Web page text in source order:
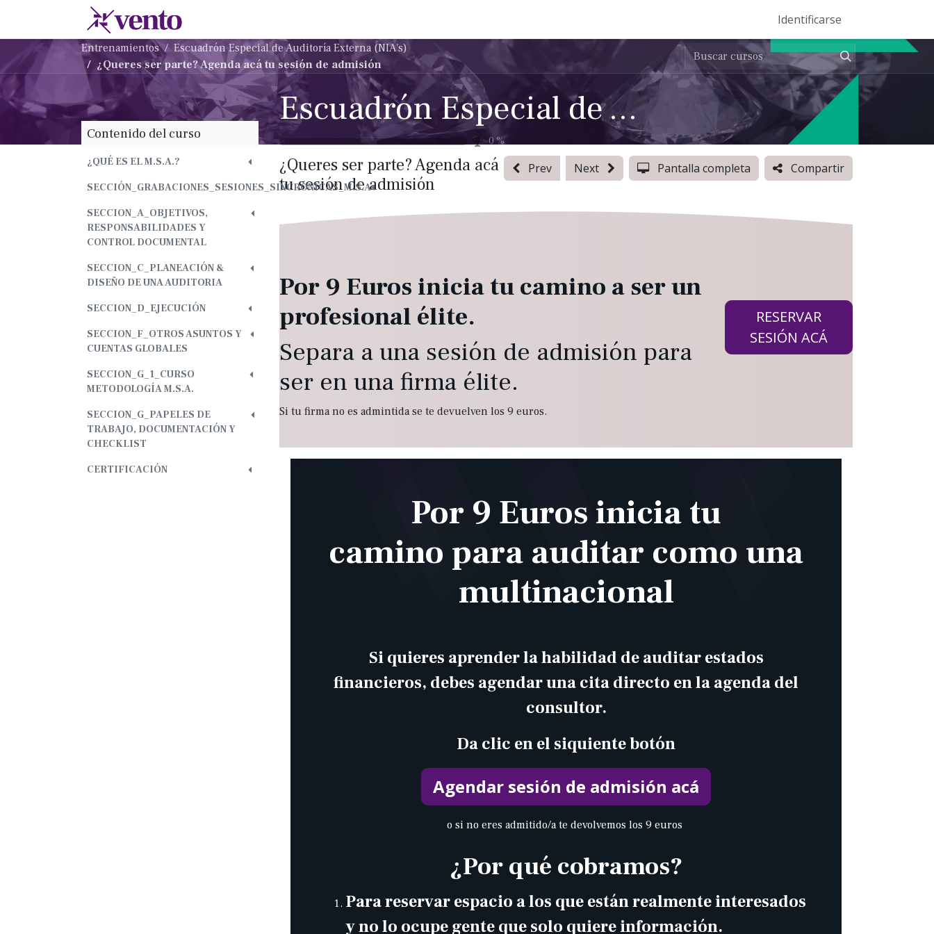
Ser Entrenador Vento
Identificarse
Entrenamientos
Escuadrón Especial de Auditoría Externa (NIA's)
¿Queres ser parte? Agenda acá tu sesión de admisión
Escuadrón Especial de Auditoría Externa (NIA's)
0%
Contenido del curso
¿QUÉ ES EL M.S.A.?
SECCIÓN_GRABACIONES_SESIONES_SINCRÓNICAS_M.S.A
SECCION_A_OBJETIVOS,
RESPONSABILIDADES Y
CONTROL DOCUMENTAL
SECCION_C_PLANEACIÓN &
DISEÑO DE UNA AUDITORIA
SECCION_D_EJECUCIÓN
SECCION_F_OTROS ASUNTOS Y
CUENTAS GLOBALES
SECCION_G_1_CURSO
METODOLOGÍA M.S.A.
SECCION_G_PAPELES DE
TRABAJO, DOCUMENTACIÓN Y
CHECKLIST
CERTIFICACIÓN
¿Queres ser parte? Agenda acá
tu sesión de admisión
Prev Next Pantalla completa Compartir
Por 9 Euros inicia tu camino a ser un
profesional élite.
Separa a una sesión de admisión para
ser en una firma élite.
Si tu firma no es admintida se te devuelven los 9 euros.
RESERVAR
SESIÓN ACÁ
Por 9 Euros inicia tu
camino para auditar como una
multinacional
Si quieres aprender la habilidad de auditar estados
financieros, debes agendar una cita directo en la agenda del
consultor.
Da clic en el siquiente botón
Agendar sesión de admisión acá
o si no eres admitido/a te devolvemos los 9 euros
¿Por qué cobramos?
Para reservar espacio a los que están realmente interesados
y no lo ocupe gente que solo quiere información.